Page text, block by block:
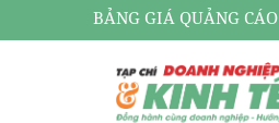
BẢNG GIÁ QUẢNG CÁO